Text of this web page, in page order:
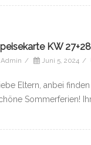
KW 27+28
Admin / Juni 5, 2024 /
Eltern, anbei
Sommerferien!